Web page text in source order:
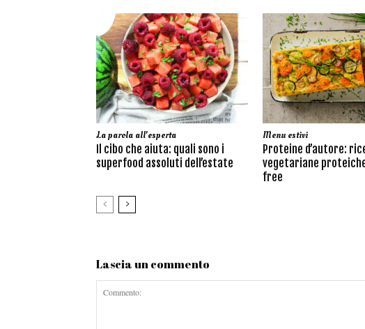
La parola all'esperta
Il cibo che aiuta: quali sono i
superfood assoluti dell’estate
Menu estivi
Proteine d’autore:
vegetariane
free
Lascia un commento